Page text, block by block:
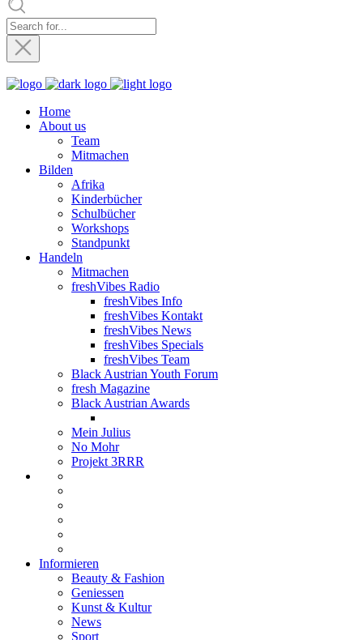
Home
About us
Team
Mitmachen
Bilden
Afrika
Kinderbücher
Schulbücher
Workshops
Standpunkt
Handeln
Mitmachen
freshVibes Radio
freshVibes Info
freshVibes Kontakt
freshVibes News
freshVibes Specials
freshVibes Team
Black Austrian Youth Forum
fresh Magazine
Black Austrian Awards
Mein Julius
No Mohr
Projekt 3RRR
Informieren
Beauty & Fashion
Geniessen
Kunst & Kultur
News
Sport